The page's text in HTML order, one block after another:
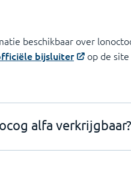
beschikbaar over
bijsluiter
op de
alfa verkrijgbaar?